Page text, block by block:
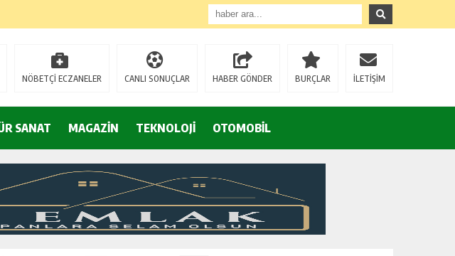
Eğrek’in iş arkadaşları Çalık Holding’in önünde: “Hakkımızı istemeye geldik, bizi de mi döverek öldüreceksiniz?”
NÖBETÇİ ECZANELER CANLI SONUÇLAR HABER GÖNDER BURÇLAR İLETİŞİM
SANAT MAGAZİN TEKNOLOJİ OTOMOBİL